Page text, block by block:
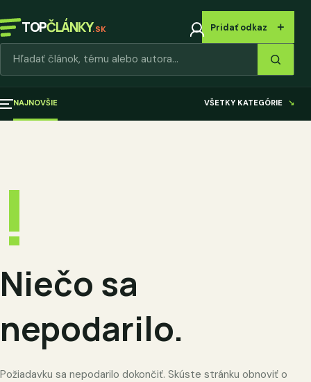
TOPČLÁNKY.SK Pridať odkaz ＋
NAJNOVŠIE VŠETKY KATEGÓRIE ↘
!
Niečo sa
nepodarilo.
Požiadavku sa nepodarilo dokončiť. Skúste stránku obnoviť o